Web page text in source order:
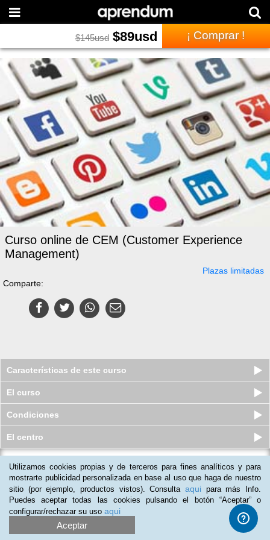
$145usd $89usd ¡ Comprar !
Curso online de CEM (Customer Experience
Management)
Plazas limitadas
Comparte:
Características de este curso
El curso
Condiciones
El centro
Curso online de Marketing en
Facebook
Plazas limitadas
$45usd $39usd
Utilizamos cookies propias y de terceros para fines analíticos y para
mostrarte publicidad personalizada en base al uso que haga de nuestro
sitio (por ejemplo, productos vistos). Consulta aqui para más Info.
Puedes aceptar todas las cookies pulsando el botón “Aceptar” o
configurar/rechazar su uso aqui
Aceptar